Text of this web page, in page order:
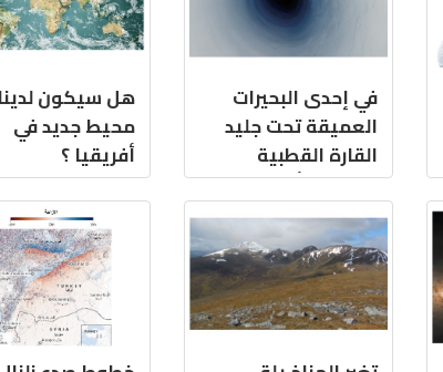
في إحدى البحيرات
العميقة تحت جليد
القارة القطبية
الجنوبية أنتاركتيكا،
تتغذى الميكروبات
على الكربون القديم
هل سيكون
محيط جديد في
أفريقيا ؟